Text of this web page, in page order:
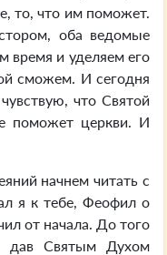
то, что им поможет.
оба ведомые
время и уделяем его
сможем. И сегодня
что Святой
поможет церкви. И
начнем читать с
я к тебе, Феофил о
от начала. До того
дав Святым Духом